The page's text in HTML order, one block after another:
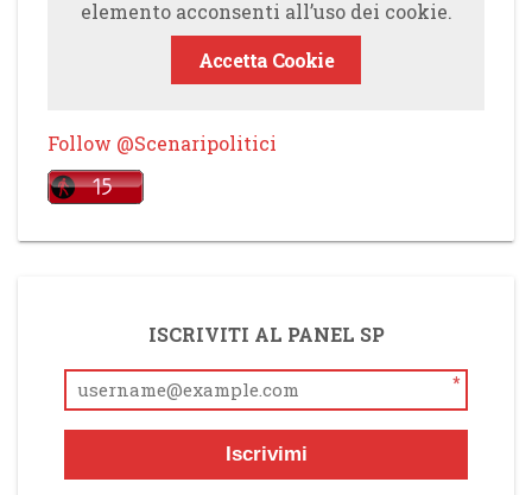
elemento acconsenti all’uso dei cookie.
Accetta Cookie
Follow @Scenaripolitici
ISCRIVITI AL PANEL SP
*
Iscrivimi